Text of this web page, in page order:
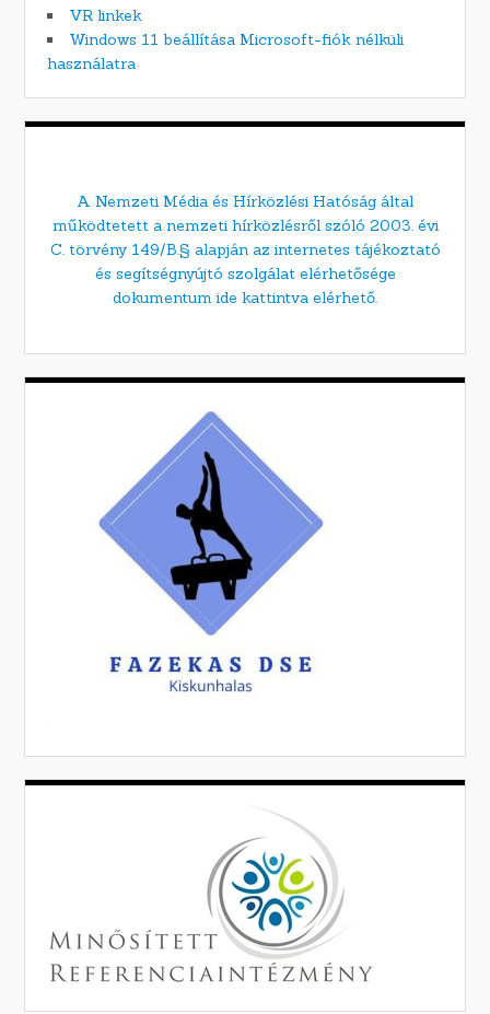
VR linkek
Windows 11 beállítása Microsoft-fiók nélküli
használatra
A Nemzeti Média és Hírközlési Hatóság által
működtetett a nemzeti hírközlésről szóló 2003. évi
C. törvény 149/B.§ alapján az internetes tájékoztató
és segítségnyújtó szolgálat elérhetősége
dokumentum ide kattintva elérhető.